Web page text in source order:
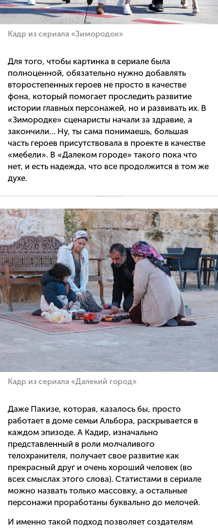
Кадр из сериала «Зимородок»
Для того, чтобы картинка в сериале была
полноценной, обязательно нужно добавлять
второстепенных героев не просто в качестве
фона, который помогает проследить развитие
истории главных персонажей, но и развивать их. В
«Зимородке» сценаристы начали за здравие, а
закончили… Ну, ты сама понимаешь, большая
часть героев присутствовала в проекте в качестве
«мебели». В «Далеком городе» такого пока что
нет, и есть надежда, что все продолжится в том же
духе.
Кадр из сериала «Далекий город»
Даже Пакизе, которая, казалось бы, просто
работает в доме семьи Альбора, раскрывается в
каждом эпизоде. А Кадир, изначально
представленный в роли молчаливого
телохранителя, получает свое развитие как
прекрасный друг и очень хороший человек (во
всех смыслах этого слова). Статистами в сериале
можно назвать только массовку, а остальные
персонажи проработаны буквально до мелочей.
И именно такой подход позволяет создателям